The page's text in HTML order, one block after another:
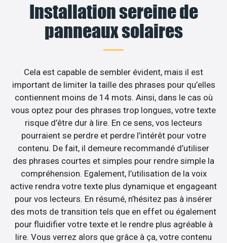
Installation sereine de
panneaux solaires
Cela est capable de sembler évident, mais il est
important de limiter la taille des phrases pour qu’elles
contiennent moins de 14 mots. Ainsi, dans le cas où
vous optez pour des phrases trop longues, votre texte
risque d’être dur à lire. En ce sens, vos lecteurs
pourraient se perdre et perdre l’intérêt pour votre
contenu. De fait, il demeure recommandé d’utiliser
des phrases courtes et simples pour rendre simple la
compréhension. Egalement, l’utilisation de la voix
active rendra votre texte plus dynamique et engageant
pour vos lecteurs. En résumé, n’hésitez pas à insérer
des mots de transition tels que en effet ou également
pour fluidifier votre texte et le rendre plus agréable à
lire. Vous verrez alors que grâce à ça, votre contenu